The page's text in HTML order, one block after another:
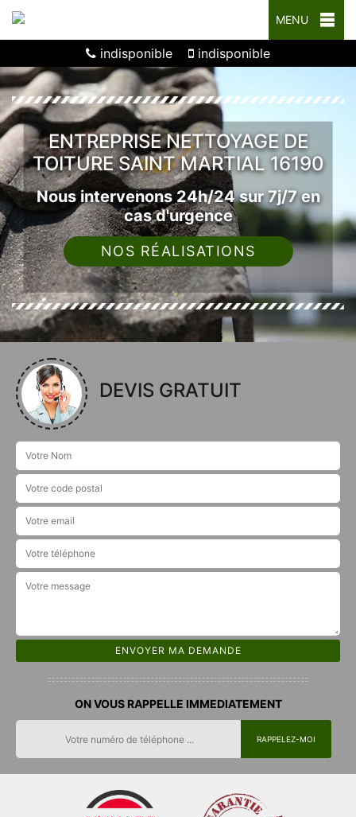
MENU
indisponible indisponible
ENTREPRISE NETTOYAGE DE
TOITURE SAINT MARTIAL 16190
Nous intervenons 24h/24 sur 7j/7 en
cas d'urgence
NOS RÉALISATIONS
DEVIS GRATUIT
ON VOUS RAPPELLE IMMEDIATEMENT